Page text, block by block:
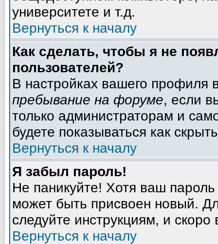
университете и т.д.
Вернуться к началу
Как сделать, чтобы я не
пользователей?
В настройках вашего
пребывание на форуме, если
только администраторам и
будете показываться как
Вернуться к началу
Я забыл пароль!
Не паникуйте! Хотя ваш
может быть присвоен новый.
следуйте инструкциям, и
Вернуться к началу